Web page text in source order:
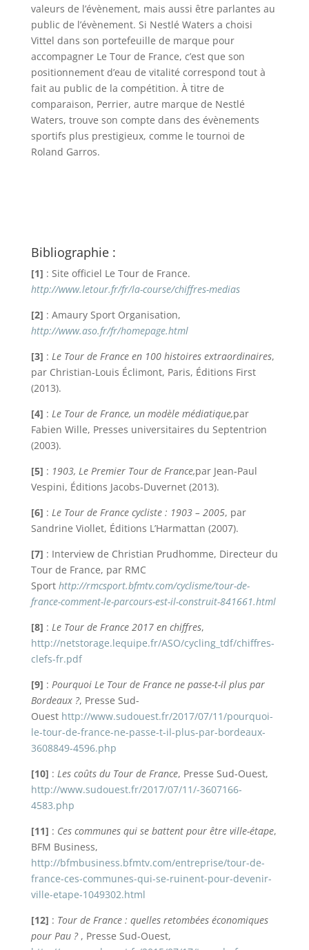
valeurs de l’évènement, mais aussi être parlantes au
public de l’évènement. Si Nestlé Waters a choisi
Vittel dans son portefeuille de marque pour
accompagner Le Tour de France, c’est que son
positionnement d’eau de vitalité correspond tout à
fait au public de la compétition. À titre de
comparaison, Perrier, autre marque de Nestlé
Waters, trouve son compte dans des évènements
sportifs plus prestigieux, comme le tournoi de
Roland Garros.
Bibliographie :
[1] : Site officiel Le Tour de France.
http://www.letour.fr/fr/la-course/chiffres-medias
[2] : Amaury Sport Organisation,
http://www.aso.fr/fr/homepage.html
[3] : Le Tour de France en 100 histoires extraordinaires,
par Christian-Louis Éclimont, Paris, Éditions First
(2013).
[4] : Le Tour de France, un modèle médiatique,par
Fabien Wille, Presses universitaires du Septentrion
(2003).
[5] : 1903, Le Premier Tour de France,par Jean-Paul
Vespini, Éditions Jacobs-Duvernet (2013).
[6] : Le Tour de France cycliste : 1903 – 2005, par
Sandrine Viollet, Éditions L’Harmattan (2007).
[7] : Interview de Christian Prudhomme, Directeur du
Tour de France, par RMC
Sport http://rmcsport.bfmtv.com/cyclisme/tour-de-
france-comment-le-parcours-est-il-construit-841661.html
[8] : Le Tour de France 2017 en chiffres,
http://netstorage.lequipe.fr/ASO/cycling_tdf/chiffres-
clefs-fr.pdf
[9] : Pourquoi Le Tour de France ne passe-t-il plus par
Bordeaux ?, Presse Sud-
Ouest http://www.sudouest.fr/2017/07/11/pourquoi-
le-tour-de-france-ne-passe-t-il-plus-par-bordeaux-
3608849-4596.php
[10] : Les coûts du Tour de France, Presse Sud-Ouest,
http://www.sudouest.fr/2017/07/11/-3607166-
4583.php
[11] : Ces communes qui se battent pour être ville-étape,
BFM Business,
http://bfmbusiness.bfmtv.com/entreprise/tour-de-
france-ces-communes-qui-se-ruinent-pour-devenir-
ville-etape-1049302.html
[12] : Tour de France : quelles retombées économiques
pour Pau ? , Presse Sud-Ouest,